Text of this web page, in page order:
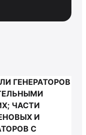
ГЕНЕРАТОРОВ
ЧАСТИ
И
С